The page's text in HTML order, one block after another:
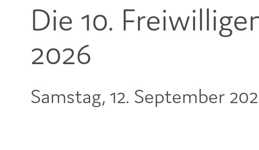
Die 10.
2026
Samstag, 12. September